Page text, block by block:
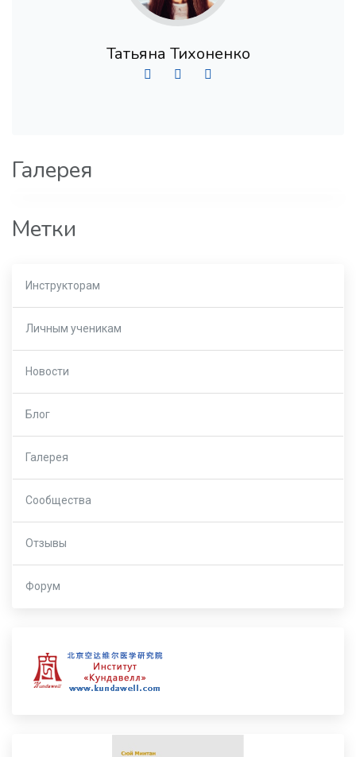
Татьяна Тихоненко
Галерея
Метки
Инструкторам
Личным ученикам
Новости
Блог
Галерея
Сообщества
Отзывы
Форум